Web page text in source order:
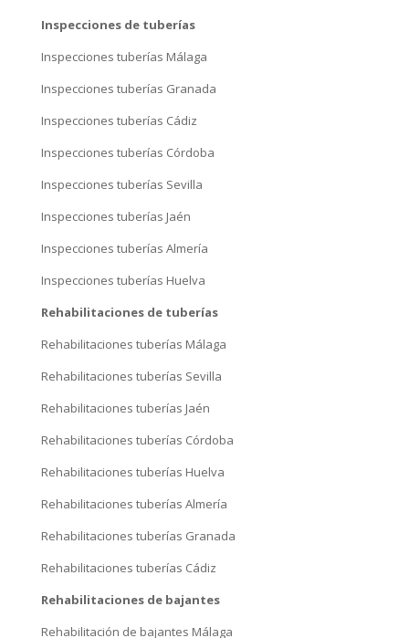
Inspecciones de tuberías
Inspecciones tuberías Málaga
Inspecciones tuberías Granada
Inspecciones tuberías Cádiz
Inspecciones tuberías Córdoba
Inspecciones tuberías Sevilla
Inspecciones tuberías Jaén
Inspecciones tuberías Almería
Inspecciones tuberías Huelva
Rehabilitaciones de tuberías
Rehabilitaciones tuberías Málaga
Rehabilitaciones tuberías Sevilla
Rehabilitaciones tuberías Jaén
Rehabilitaciones tuberías Córdoba
Rehabilitaciones tuberías Huelva
Rehabilitaciones tuberías Almería
Rehabilitaciones tuberías Granada
Rehabilitaciones tuberías Cádiz
Rehabilitaciones de bajantes
Rehabilitación de bajantes Málaga